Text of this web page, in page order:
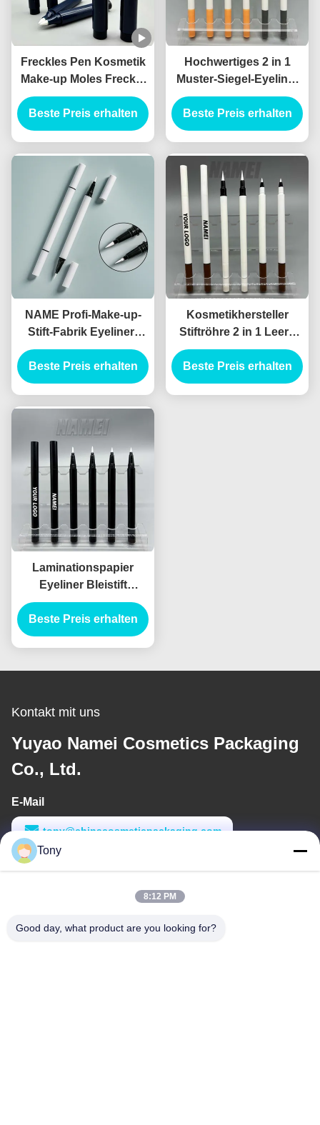
Freckles Pen Kosmetik
Make-up Moles Freckle
Pen Custom Logo OEM
Großhandel Freckle Pen
Behälter
Beste Preis erhalten
Hochwertiges 2 in 1
Muster-Siegel-Eyeliner
Flüssiges Eyeliner
Kosmetisches Eyeliner
Verpackung Canthus
Beste Preis erhalten
NAME Profi-Make-up-
Stift-Fabrik Eyeliner-
Röhre rosa
Mahlzeitenleuchtenleuchtenleuchtenleuchtenleuchten
Packagi
Beste Preis erhalten
Kosmetikhersteller
Stiftröhre 2 in 1 Leere
Make-up Verpackung
Billige Flüssigkeit
Eyeliner Bleistiftröhre
Beste Preis erhalten
Laminationspapier
Eyeliner Bleistift
Behälter Verpackung
Röhre Eyeliner Röhre
Injektionen Blasen
Beste Preis erhalten
Kontakt mit uns
Yuyao Namei Cosmetics Packaging
Co., Ltd.
E-Mail
tony@chinacosmeticpackaging.com
Arbeitszeit
Tony
8:12 PM
Good day, what product are you looking for?